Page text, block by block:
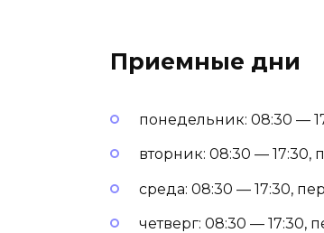
Приемные дни
понедельник: 08:30 —
вторник: 08:30 — 17:30,
среда: 08:30 — 17:30,
четверг: 08:30 — 17:30,